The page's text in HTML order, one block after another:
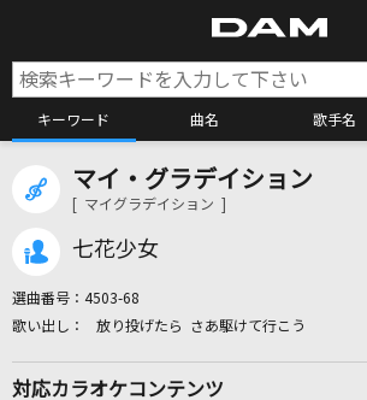
キーワード 曲名 歌手名
カラオケ検索
マイ・グラデイション
[ マイグラデイション ]
七花少女
選曲番号： 4503-68
放り投げたら さあ駆けて行こう
対応カラオケコンテンツ